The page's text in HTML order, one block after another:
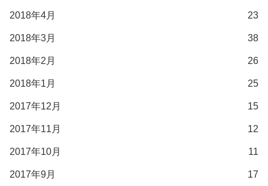
2018年4月 23
2018年3月 38
2018年2月 26
2018年1月 25
2017年12月 15
2017年11月 12
2017年10月 11
2017年9月 17